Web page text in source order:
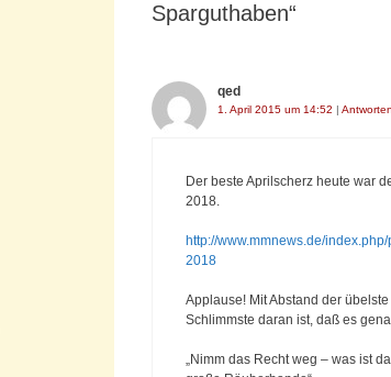
s
-
g
a
Sparguthaben“
qed
1. April 2015 um 14:52 Antworten
Der beste Aprilscherz heute war
2018.
http://www.mmnews.de/
2018
Applause! Mit Abstand der
Schlimmste daran ist, daß es
„Nimm das Recht weg – was ist